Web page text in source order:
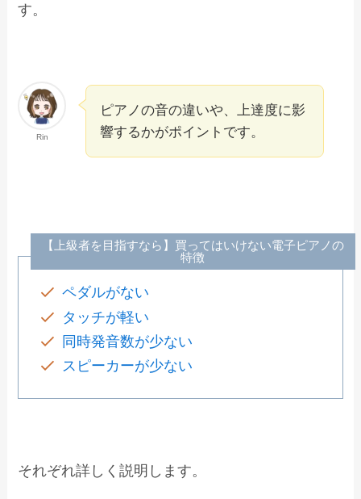
す。
Rin
ピアノの音の違いや、上達度に影
響するかがポイントです。
【上級者を目指すなら】買ってはいけない電子ピアノの
特徴
ペダルがない
タッチが軽い
同時発音数が少ない
スピーカーが少ない
それぞれ詳しく説明します。